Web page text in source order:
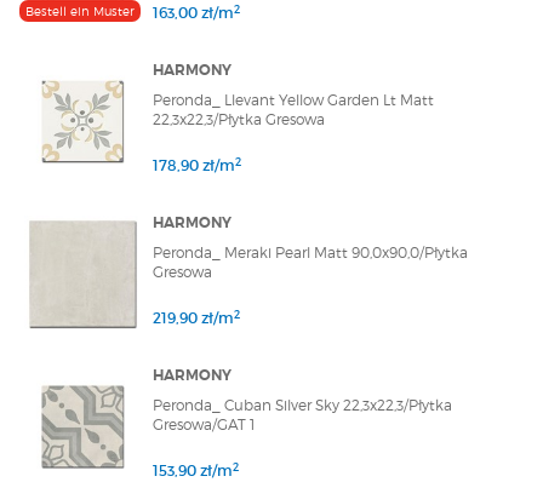
Bestell ein Muster 163,00 zł/m2
HARMONY
Peronda_ Llevant Yellow Garden Lt Matt
22,3x22,3/Płytka Gresowa
178,90 zł/m2
HARMONY
Peronda_ Meraki Pearl Matt 90,0x90,0/Płytka
Gresowa
219,90 zł/m2
HARMONY
Peronda_ Cuban Silver Sky 22,3x22,3/Płytka
Gresowa/GAT 1
153,90 zł/m2